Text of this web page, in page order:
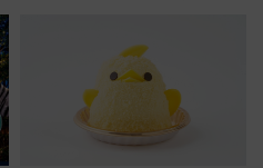
(40×30×20cm)おさらい